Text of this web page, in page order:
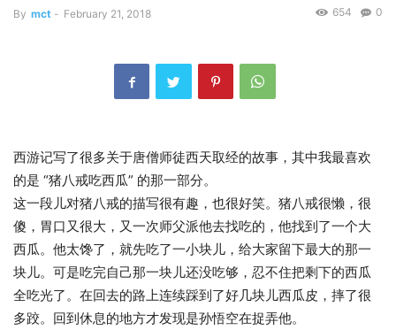
By mct - February 21, 2018 0
654
西游记写了很多关于唐僧师徒西天取经的故事，其中我最喜欢
的是 “猪八戒吃西瓜” 的那一部分。
这一段儿对猪八戒的描写很有趣，也很好笑。猪八戒很懒，很
傻，胃口又很大，又一次师父派他去找吃的，他找到了一个大
西瓜。他太馋了，就先吃了一小块儿，给大家留下最大的那一
块儿。可是吃完自己那一块儿还没吃够，忍不住把剩下的西瓜
全吃光了。在回去的路上连续踩到了好几块儿西瓜皮，摔了很
多跤。回到休息的地方才发现是孙悟空在捉弄他。